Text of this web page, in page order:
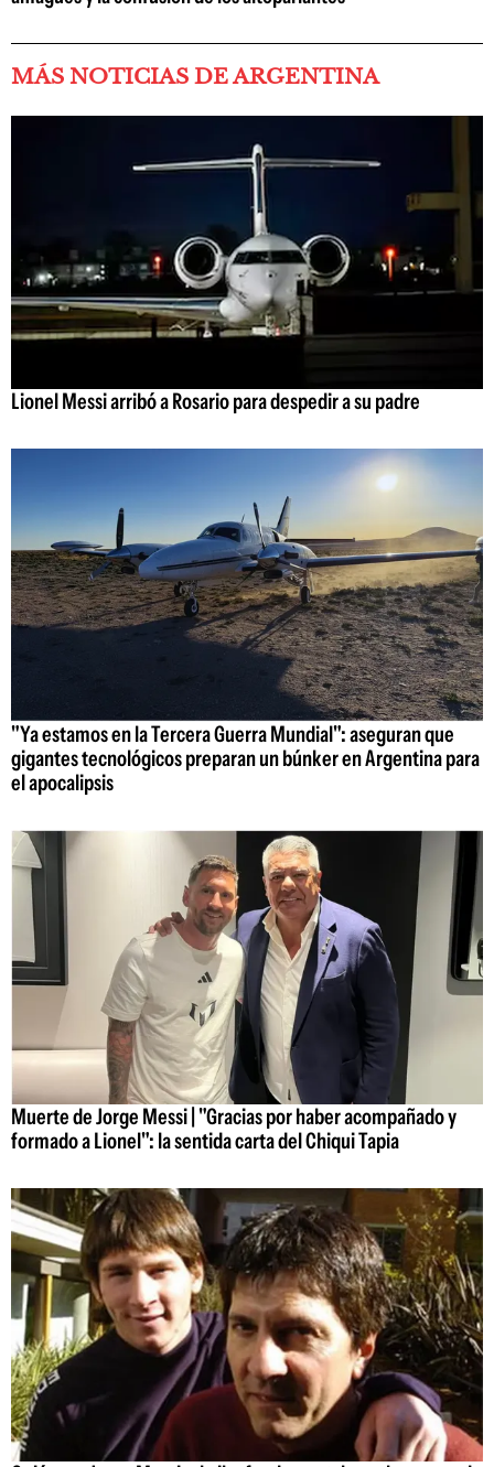
MÁS NOTICIAS DE ARGENTINA
Lionel Messi arribó a Rosario para despedir a su padre
"Ya estamos en la Tercera Guerra Mundial": aseguran que
gigantes tecnológicos preparan un búnker en Argentina para
el apocalipsis
Muerte de Jorge Messi | "Gracias por haber acompañado y
formado a Lionel": la sentida carta del Chiqui Tapia